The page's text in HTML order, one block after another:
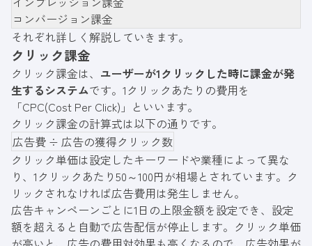
コンバージョン課金
それぞれ詳しく解説していきます。
クリック課金
クリック課金は、 ユーザーが1クリックした時に課金が発
生するシステムです。1クリックあたりの費用を
「CPC(Cost Per Click)」といいます。
クリック課金の計算式は以下の通りです。
広告費 ÷ 広告の獲得クリック数
クリック単価は設定したキーワードや業種によって異な
り、1クリックあたり50～100円が相場とされています。ク
リックされなければ広告費用は発生しません。
広告キャンペーンごとに1日の上限金額を設定でき、設定
額を超えると自動で広告配信が停止します。クリック単価